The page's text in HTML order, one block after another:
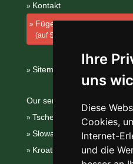
Ihre
uns
Diese
Cookies,
Internet-
und die
Kontakt
Fügen Sie Ihre
(auf Slowakisch)
Sitemap
Our servers:
Tschechische Gebirge
Slowakische Gebirge
Kroatien